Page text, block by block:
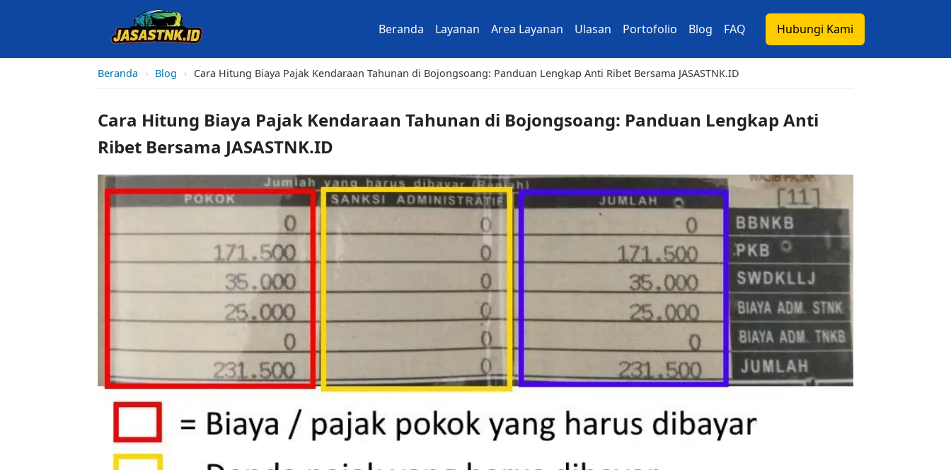
Beranda Layanan Area Layanan Ulasan Portofolio Blog FAQ Hubungi Kami
Beranda › Blog › Cara Hitung Biaya Pajak Kendaraan Tahunan di Bojongsoang: Panduan Lengkap Anti Ribet Bersama JASASTNK.ID
Cara Hitung Biaya Pajak Kendaraan Tahunan di Bojongsoang: Panduan Lengkap Anti
Ribet Bersama JASASTNK.ID